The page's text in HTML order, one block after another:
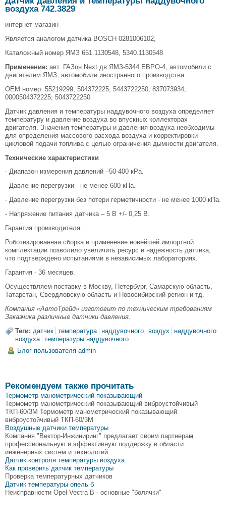
воздуха 742.3829
интернет-магазин
Является аналогом датчика BOSCH 0281006102,
Каталожный номер ЯМЗ 651.1130548, 5340.1130548
Применение: авт. ГАЗон Next дв.ЯМЗ-5344 ЕВРО-4, автомобили с
двигателем ЯМЗ, автомобили иностранного производства
ОЕМ номер: 55219299; 504372225; 5443722250; 837073934;
0000504372225; 5043722250
Датчик давления и температуры наддувочного воздуха определяет
температуру и давление воздуха во впускных коллекторах
двигателя. Значения температуры и давления воздуха необходимы
для определения массового расхода воздуха и корректировки
цикловой подачи топлива с целью ограничения дымности двигателя.
Технические характеристики
- Диапазон измерения давлений –50-400 кPa.
- Давление перегрузки - не менее 600 кПа.
- Давление перегрузки без потери герметичности - не менее 1000 кПа.
- Напряжение питания датчика – 5 В +/- 0,25 В.
Гарантия производителя:
Роботизированная сборка и применение новейшей импортной
комплектации позволило увеличить ресурс и надежность датчика,
что подтверждено испытаниями в независимых лабораториях.
Гарантия - 36 месяцев.
Осуществляем поставку в Москву, Петербург, Самарскую область,
Татарстан, Свердловскую область и Новосибирский регион и тд.
Компания «АвтоТрейд» изготовит по техническим требованиям
Заказчика различные датчики давления.
Теги: датчик температура наддувочного воздух
наддувочного
воздуха температуры наддувочного
Блог пользователя admin
Рекомендуем также прочитать
Термометр манометрический показывающий
Термометр манометрический показывающий виброустойчивый
ТКП-60/3М Термометр манометрический показывающий
виброустойчивый ТКП-60/3М
Воздушные датчики температуры
Компания "Вектор-Инжиниринг" предлагает своим партнерам
профессиональную и эффективную поддержку в области
инженерных систем и технологий.
Датчик контроля температуры воздуха
Как проверить датчик температуры
Проверка температурных датчиков
Датчик температуры опель б
Неисправности Opel Vectra B - основные "болячки"